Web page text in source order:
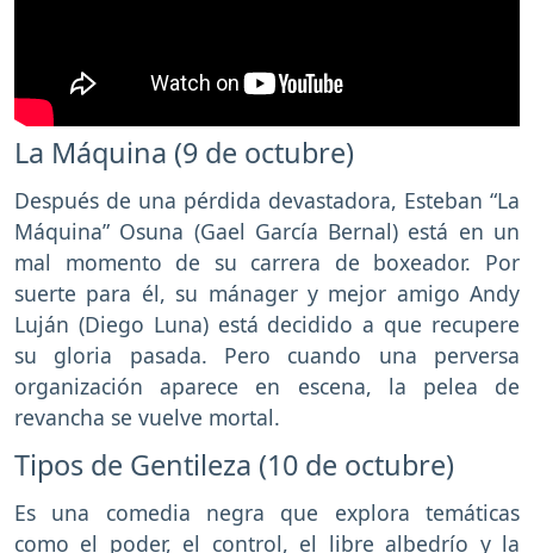
La Máquina (9 de octubre)
Después de una pérdida devastadora, Esteban “La
Máquina” Osuna (Gael García Bernal) está en un
mal momento de su carrera de boxeador. Por
suerte para él, su mánager y mejor amigo Andy
Luján (Diego Luna) está decidido a que recupere
su gloria pasada. Pero cuando una perversa
organización aparece en escena, la pelea de
revancha se vuelve mortal.
Tipos de Gentileza (10 de octubre)
Es una comedia negra que explora temáticas
como el poder, el control, el libre albedrío y la